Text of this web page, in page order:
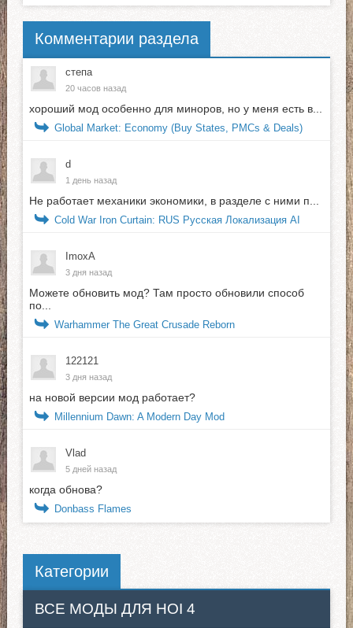
Комментарии раздела
степа
20 часов назад
хороший мод особенно для миноров, но у меня есть в...
Global Market: Economy (Buy States, PMCs & Deals)
d
1 день назад
Не работает механики экономики, в разделе с ними п...
Cold War Iron Curtain: RUS Русская Локализация AI
ImoxA
3 дня назад
Можете обновить мод? Там просто обновили способ
по...
Warhammer The Great Crusade Reborn
122121
3 дня назад
на новой версии мод работает?
Millennium Dawn: A Modern Day Mod
Vlad
5 дней назад
когда обнова?
Donbass Flames
Категории
ВСЕ МОДЫ ДЛЯ HOI 4